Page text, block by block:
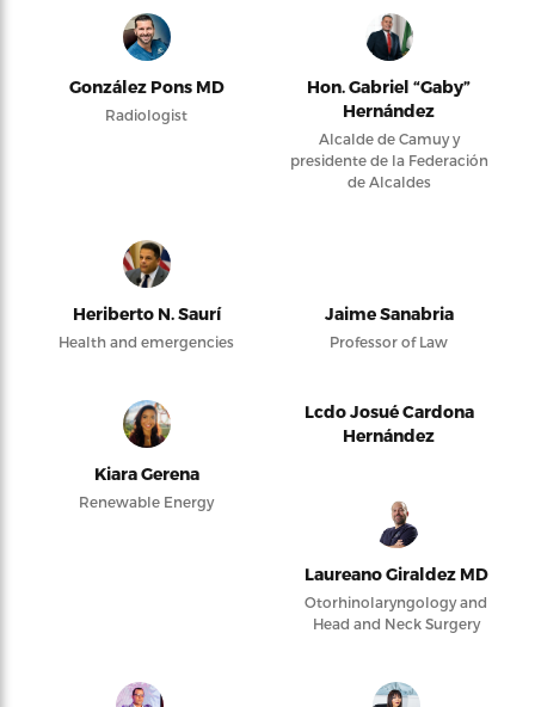
González Pons MD
Radiologist
Hon. Gabriel “Gaby”
Hernández
Alcalde de Camuy y
presidente de la Federación
de Alcaldes
Heriberto N. Saurí
Health and emergencies
Jaime Sanabria
Professor of Law
Kiara Gerena
Renewable Energy
Lcdo Josué Cardona
Hernández
Laureano Giraldez MD
Otorhinolaryngology and
Head and Neck Surgery